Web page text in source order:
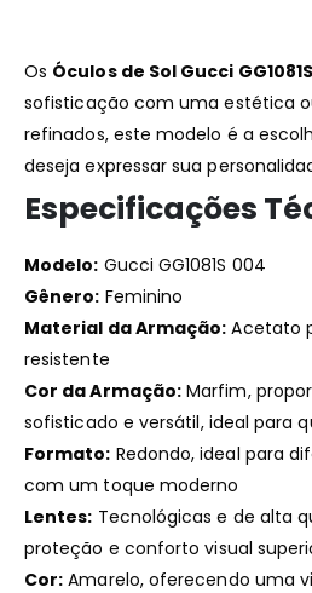
Os Óculos de Sol Gucci
sofisticação com uma estética
refinados, este modelo é a
deseja expressar sua
Especificações
Modelo: Gucci GG1081S 004
Gênero: Feminino
Material da Armação: Acetato
resistente
Cor da Armação: Marfim,
sofisticado e versátil, ideal para
Formato: Redondo, ideal para
com um toque moderno
Lentes: Tecnológicas e de alta
proteção e conforto visual
Cor: Amarelo, oferecendo uma